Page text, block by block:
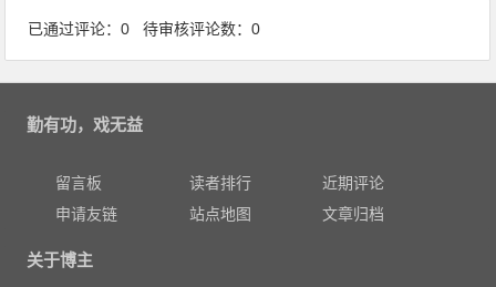
已通过评论：0 待审核评论数：0
勤有功，戏无益
留言板 读者排行
近期评论
申请友链
站点地图 文章归档
关于博主